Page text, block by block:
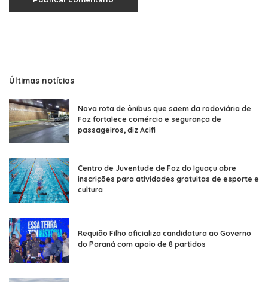
Últimas notícias
Nova rota de ônibus que saem da rodoviária de
Foz fortalece comércio e segurança de
passageiros, diz Acifi
Centro de Juventude de Foz do Iguaçu abre
inscrições para atividades gratuitas de esporte e
cultura
Requião Filho oficializa candidatura ao Governo
do Paraná com apoio de 8 partidos